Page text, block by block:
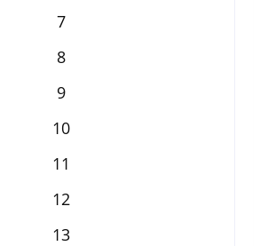
7
8
9
10
11
12
13